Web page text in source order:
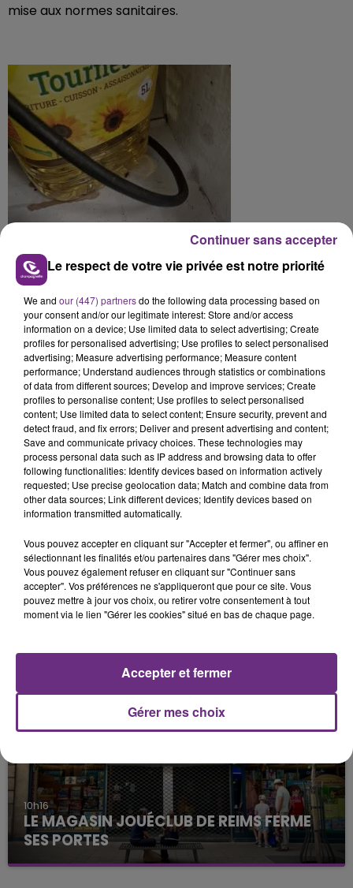
mise aux normes sanitaires.
FIL D'ACTU
11h37
LA CENTRALE NUCLÉAIRE DE CHOOZ
nucléaire ardennaise est à l'arrêt. Une situation
justifiée par la sécheresse intense qui est toujours
10h16
LE MAGASIN JOUÉCLUB DE REIMS FERME
SES PORTES
C'était l'une des institutions du centre-ville
Le respect de votre vie privée est notre priorité
We and our (447) partnersdo the following data processing based on
your consent and/or our legitimate interest: Store and/or access
information on a device; Use limited data to select advertising; Create
profiles for personalised advertising; Use profiles to select personalised
advertising; Measure advertising performance; Measure content
performance; Understand audiences through statistics or combinations
of data from different sources; Develop and improve services; Create
profiles to personalise content; Use profiles to select personalised
content; Use limited data to select content; Ensure security, prevent and
detect fraud, and fix errors; Deliver and present advertising and content;
Save and communicate privacy choices. These technologies may
process personal data such as IP address and browsing data to offer
following functionalities: Identify devices based on information actively
requested; Use precise geolocation data; Match and combine data from
other data sources; Link different devices; Identify devices based on
information transmitted automatically.
Vous pouvez accepter en cliquant sur "Accepter et fermer", ou affiner en
sélectionnant les finalités et/ou partenaires dans "Gérer mes choix".
Vous pouvez également refuser en cliquant sur "Continuer sans
accepter". Vos préférences ne s'appliqueront que pour ce site. Vous
pouvez mettre à jour vos choix, ou retirer votre consentement à tout
moment via le lien "Gérer les cookies" situé en bas de chaque page.
Gérer mes choix
Accepter et fermer
Continuer sans accepter